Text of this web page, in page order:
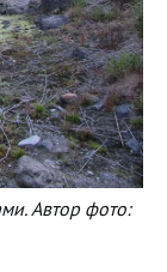
Автор фото: